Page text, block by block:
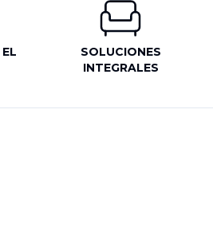
SOLUCIONES
INTEGRALES